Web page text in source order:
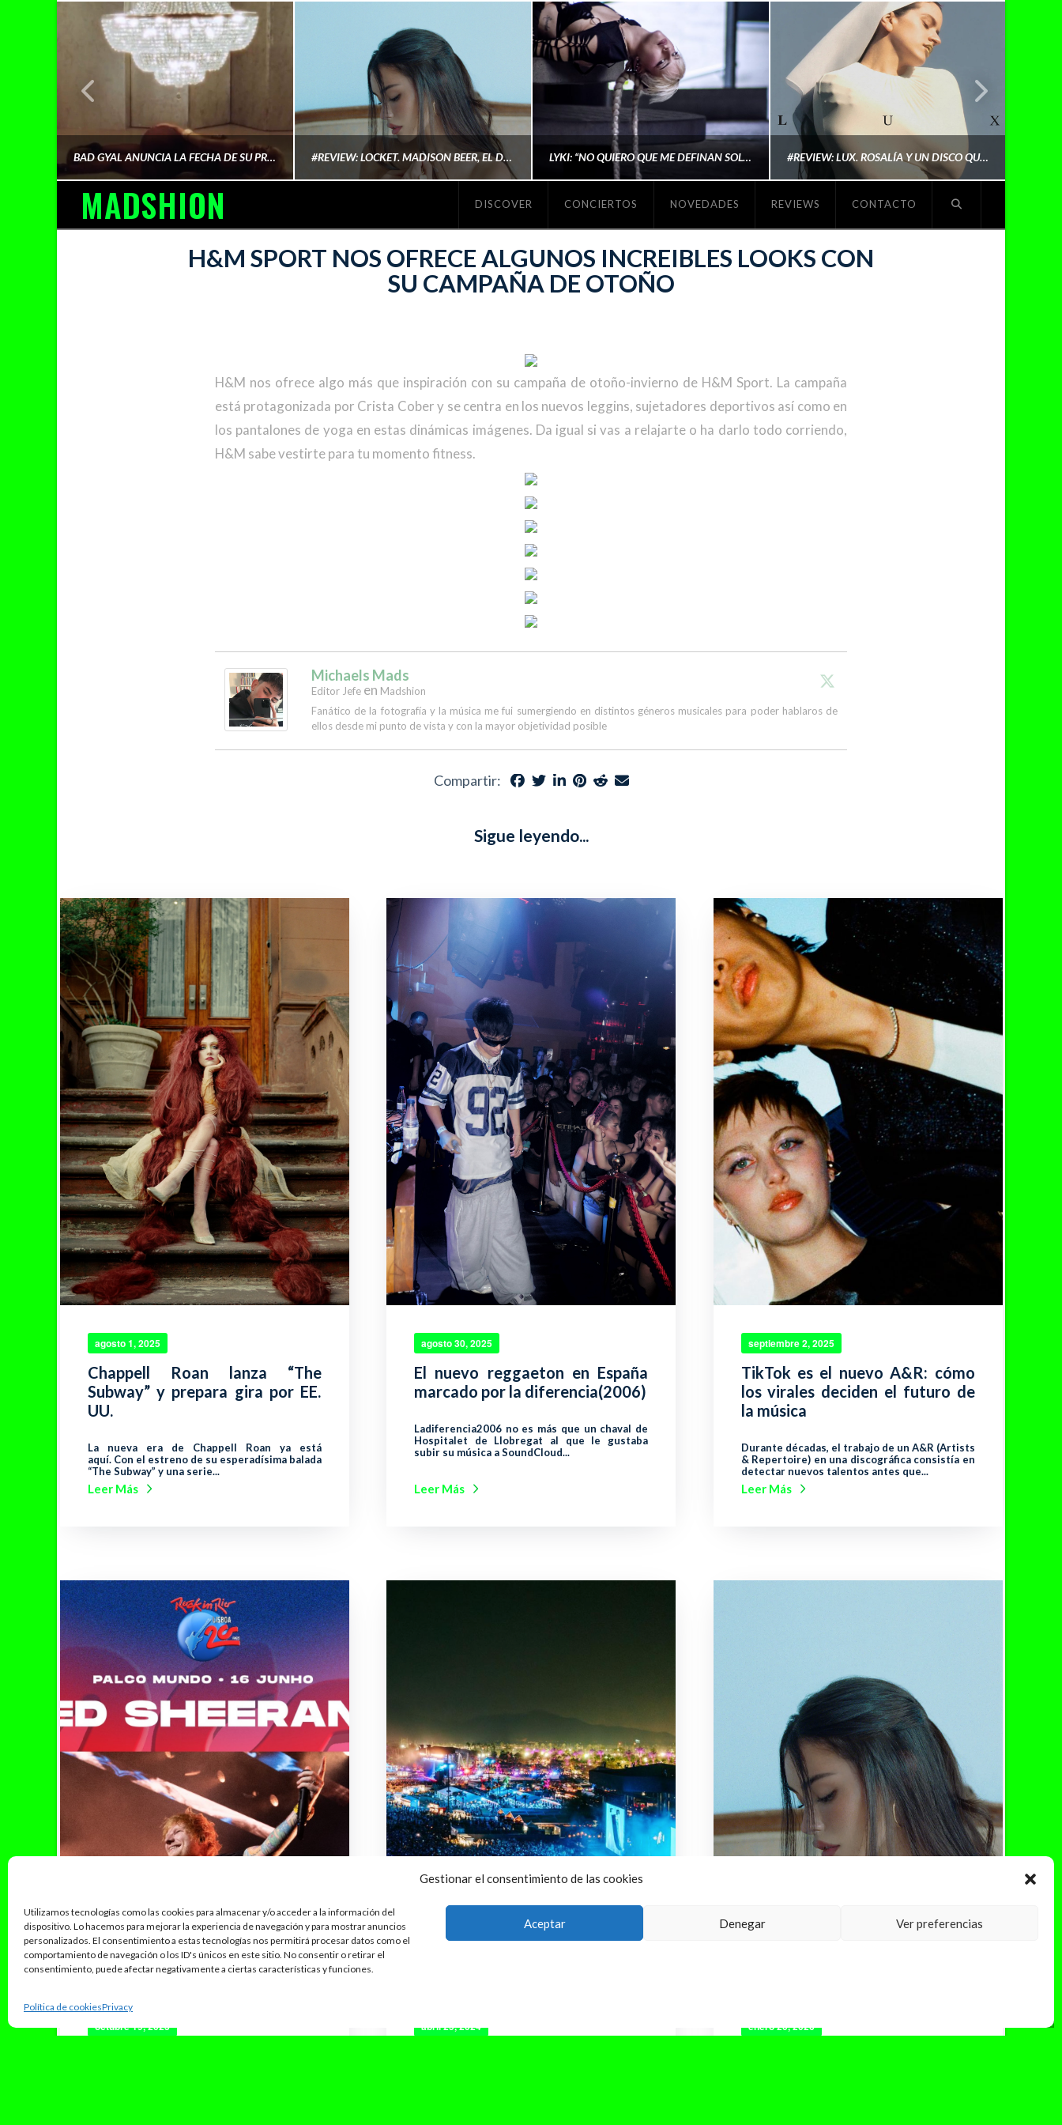
Gestionar el consentimiento de las cookies
Utilizamos tecnologías como las cookies para almacenar y/o acceder a la información del
dispositivo. Lo hacemos para mejorar la experiencia de navegación y para mostrar anuncios
personalizados. El consentimiento a estas tecnologías nos permitirá procesar datos como el
comportamiento de navegación o los ID's únicos en este sitio. No consentir o retirar el
consentimiento, puede afectar negativamente a ciertas características y funciones.
Aceptar Denegar Ver preferencias
Política de cookiesPrivacy
BAD GYAL ANUNCIA LA FECHA DE SU PRÓXIMO ÁLBUM «MÁS CARA» #REVIEW: LOCKET. MADISON BEER, EL DISCO DONDE POR FIN DEJA DE JUSTIFICARSE LYKI: “NO QUIERO QUE ME DEFINAN SOLO POR SER REIVINDICATIVA. QUIERO QUE ME ESCUCHEN PORQUE DISFRUTO HACIENDO MI MÚSICA” #REVIEW: LUX. ROSALÍA Y UN DISCO QUE REDEFINE LO QUE SIGNIFICA SER ARTISTA
MADSHION DISCOVER CONCIERTOS NOVEDADES REVIEWS CONTACTO
H&M SPORT NOS OFRECE ALGUNOS INCREIBLES LOOKS CON
SU CAMPAÑA DE OTOÑO
H&M nos ofrece algo más que inspiración con su campaña de otoño-invierno de H&M Sport. La campaña
está protagonizada por Crista Cober y se centra en los nuevos leggins, sujetadores deportivos así como en
los pantalones de yoga en estas dinámicas imágenes. Da igual si vas a relajarte o ha darlo todo corriendo,
H&M sabe vestirte para tu momento fitness.
Michaels Mads
Editor Jefe en Madshion
Fanático de la fotografía y la música me fui sumergiendo en distintos géneros musicales para poder hablaros de
ellos desde mi punto de vista y con la mayor objetividad posible
Compartir:
Sigue leyendo...
agosto 1, 2025
Chappell Roan lanza “The
Subway” y prepara gira por EE.
UU.
La nueva era de Chappell Roan ya está
aquí. Con el estreno de su esperadísima balada
“The Subway” y una serie...
Leer Más
agosto 30, 2025
El nuevo reggaeton en España
marcado por la diferencia(2006)
Ladiferencia2006 no es más que un chaval de
Hospitalet de Llobregat al que le gustaba
subir su música a SoundCloud...
Leer Más
septiembre 2, 2025
TikTok es el nuevo A&R: cómo
los virales deciden el futuro de
la música
Durante décadas, el trabajo de un A&R (Artists
& Repertoire) en una discográfica consistía en
detectar nuevos talentos antes que...
Leer Más
octubre 19, 2023 abril 25, 2024 enero 20, 2026